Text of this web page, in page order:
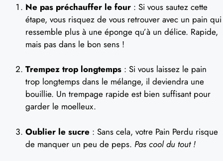
Ne pas préchauffer le four : Si vous sautez cette
étape, vous risquez de vous retrouver avec un pain qui
ressemble plus à une éponge qu’à un délice. Rapide,
mais pas dans le bon sens !
Trempez trop longtemps : Si vous laissez le pain
trop longtemps dans le mélange, il deviendra une
bouillie. Un trempage rapide est bien suffisant pour
garder le moelleux.
Oublier le sucre : Sans cela, votre Pain Perdu risque
de manquer un peu de peps. Pas cool du tout !